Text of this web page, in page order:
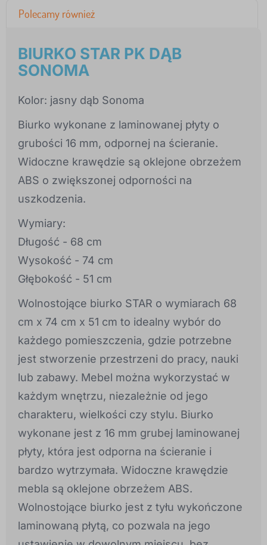
Polecamy również
BIURKO STAR PK DĄB
SONOMA
Kolor: jasny dąb Sonoma
Biurko wykonane z laminowanej płyty o
grubości 16 mm, odpornej na ścieranie.
Widoczne krawędzie są oklejone obrzeżem
ABS o zwiększonej odporności na
uszkodzenia.
Wymiary:
Długość - 68 cm
Wysokość - 74 cm
Głębokość - 51 cm
Wolnostojące biurko STAR o wymiarach 68
cm x 74 cm x 51 cm to idealny wybór do
każdego pomieszczenia, gdzie potrzebne
jest stworzenie przestrzeni do pracy, nauki
lub zabawy. Mebel można wykorzystać w
każdym wnętrzu, niezależnie od jego
charakteru, wielkości czy stylu. Biurko
wykonane jest z 16 mm grubej laminowanej
płyty, która jest odporna na ścieranie i
bardzo wytrzymała. Widoczne krawędzie
mebla są oklejone obrzeżem ABS.
Wolnostojące biurko jest z tyłu wykończone
laminowaną płytą, co pozwala na jego